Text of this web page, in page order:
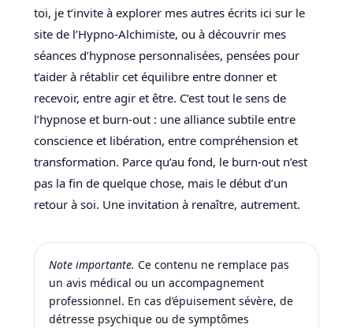
toi, je t’invite à explorer mes autres écrits ici sur le
site de l’Hypno-Alchimiste, ou à découvrir mes
séances d’hypnose personnalisées, pensées pour
t’aider à rétablir cet équilibre entre donner et
recevoir, entre agir et être. C’est tout le sens de
l’hypnose et burn-out : une alliance subtile entre
conscience et libération, entre compréhension et
transformation. Parce qu’au fond, le burn-out n’est
pas la fin de quelque chose, mais le début d’un
retour à soi. Une invitation à renaître, autrement.
Note importante. Ce contenu ne remplace pas
un avis médical ou un accompagnement
professionnel. En cas d’épuisement sévère, de
détresse psychique ou de symptômes